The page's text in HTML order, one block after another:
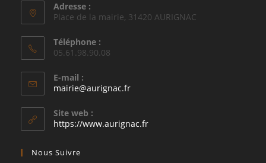
Adresse :
Place de la mairie, 31420 AURIGNAC
Téléphone :
05.61.98.90.08
E-mail :
mairie@aurignac.frS’ouvre
application
Site web :
https://www.aurignac.fr
Nous Suivre